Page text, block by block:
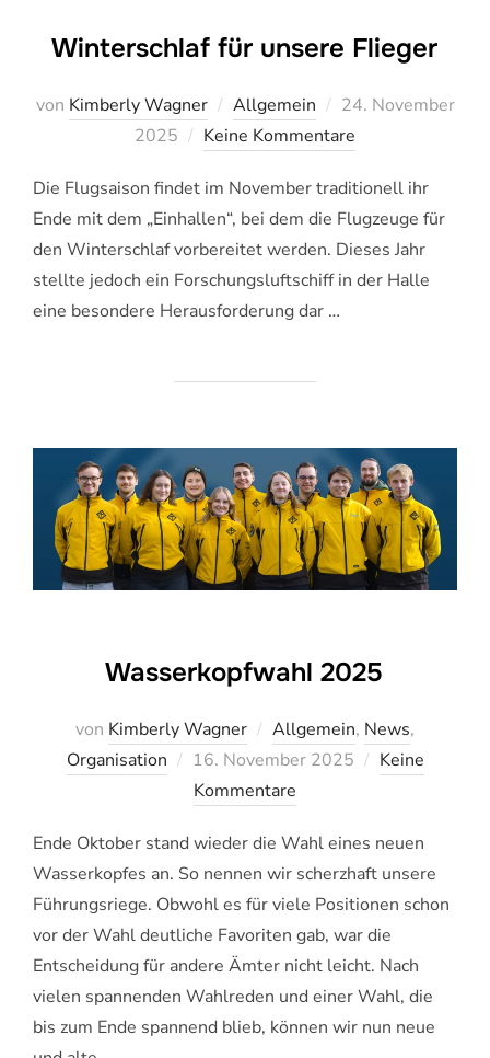
Winterschlaf für unsere Flieger
von Kimberly Wagner Allgemein
Veröffentlicht
am
24. November
2025
Keine Kommentare
Die Flugsaison findet im November traditionell ihr
Ende mit dem „Einhallen“, bei dem die Flugzeuge für
den Winterschlaf vorbereitet werden. Dieses Jahr
stellte jedoch ein Forschungsluftschiff in der Halle
eine besondere Herausforderung dar …
Wasserkopfwahl 2025
von Kimberly Wagner Allgemein, News,
Organisation
Veröffentlicht
am
16. November 2025
Keine
Kommentare
Ende Oktober stand wieder die Wahl eines neuen
Wasserkopfes an. So nennen wir scherzhaft unsere
Führungsriege. Obwohl es für viele Positionen schon
vor der Wahl deutliche Favoriten gab, war die
Entscheidung für andere Ämter nicht leicht. Nach
vielen spannenden Wahlreden und einer Wahl, die
bis zum Ende spannend blieb, können wir nun neue